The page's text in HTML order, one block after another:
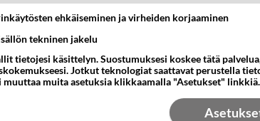
Ketjusta on poistettu
Takaisin ylös
KESKUSTELUT
ehkäiseminen ja virheiden korjaaminen
tekninen jakelu
tietojesi käsittelyn. Suostumuksesi koskee tätä
Jotkut teknologiat saattavat perustella
muuttaa muita asetuksia klikkaamalla "Asetukset" linkkiä.